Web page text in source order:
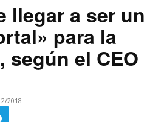
llegar a ser un
para la
según el CEO
2018